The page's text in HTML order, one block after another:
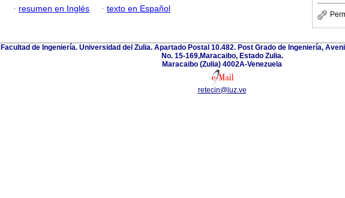
· resumen en Inglés · texto en Español
Facultad de Ingeniería. Universidad del Zulia. Apartado Postal 10.482. Post Grado de Ingeniería,
No. 15-169,Maracaibo, Estado Zulia.
Maracaibo (Zulia) 4002A-Venezuela
retecin@luz.ve